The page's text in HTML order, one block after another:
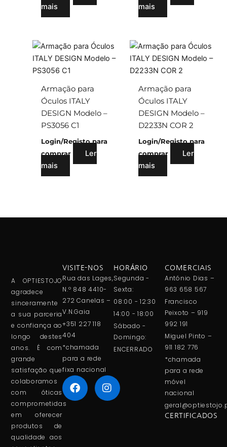
mais
mais
Armação para
Óculos ITALY
DESIGN Modelo –
PS3056 C1
Login/Registo para
comprar
Ler
mais
Armação para
Óculos ITALY
DESIGN Modelo –
D2233N COR 2
Login/Registo para
comprar
Ler
mais
A OPTIESTOJO
agradece
sinceramente
a sua parceria
e confiança ao
longo destes
anos. É com
grande
satisfação que
colaboramos
com óticas
comprometidas
em oferecer
produtos de
qualidade aos
VISITE-NOS
Rua das Lages,
N.º 848 4410-
272 Canelas –
V.N.Gaia
+351 227 118
404
*chamada
para a rede
fixa nacional
HORÁRIO
Segunda -
Sexta:
08:00 - 12:30
14:00 - 18:00
Sábado -
Domingo:
ENCERRADO
COMERCIAIS
António Dias –
963 658 567
Francisco
Peixoto – 919
992 191
Miguel Pinto –
911 182 776
*chamada
para a rede
móvel
nacional
CERTIFICADOS